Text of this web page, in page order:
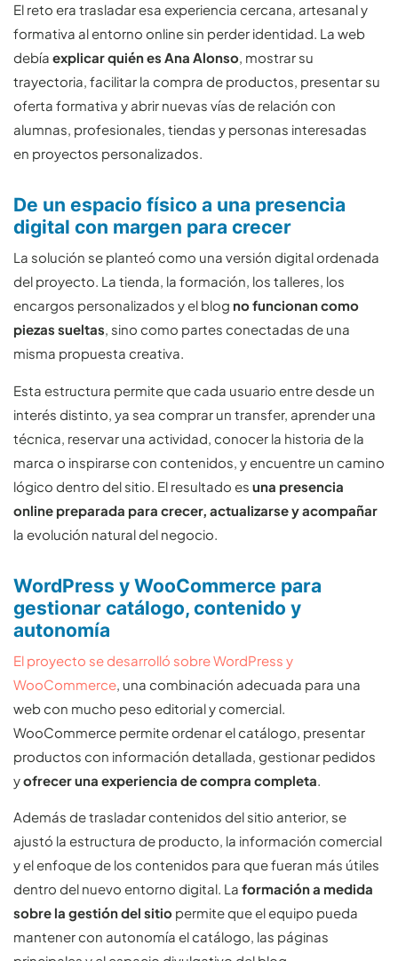
El reto era trasladar esa experiencia cercana, artesanal y
formativa al entorno online sin perder identidad. La web
debía explicar quién es Ana Alonso, mostrar su
trayectoria, facilitar la compra de productos, presentar su
oferta formativa y abrir nuevas vías de relación con
alumnas, profesionales, tiendas y personas interesadas
en proyectos personalizados.
De un espacio físico a una presencia
digital con margen para crecer
La solución se planteó como una versión digital ordenada
del proyecto. La tienda, la formación, los talleres, los
encargos personalizados y el blog no funcionan como
piezas sueltas, sino como partes conectadas de una
misma propuesta creativa.
Esta estructura permite que cada usuario entre desde un
interés distinto, ya sea comprar un transfer, aprender una
técnica, reservar una actividad, conocer la historia de la
marca o inspirarse con contenidos, y encuentre un camino
lógico dentro del sitio. El resultado es una presencia
online preparada para crecer, actualizarse y acompañar
la evolución natural del negocio.
WordPress y WooCommerce para
gestionar catálogo, contenido y
autonomía
El proyecto se desarrolló sobre WordPress y
WooCommerce , una combinación adecuada para una
web con mucho peso editorial y comercial.
WooCommerce permite ordenar el catálogo, presentar
productos con información detallada, gestionar pedidos
yofrecer una experiencia de compra completa
Además de trasladar contenidos del sitio anterior, se
ajustó la estructura de producto, la información comercial
y el enfoque de los contenidos para que fueran más útiles
dentro del nuevo entorno digital. La formación a medida
sobre la gestión del sitio permite que el equipo pueda
mantener con autonomía el catálogo, las páginas